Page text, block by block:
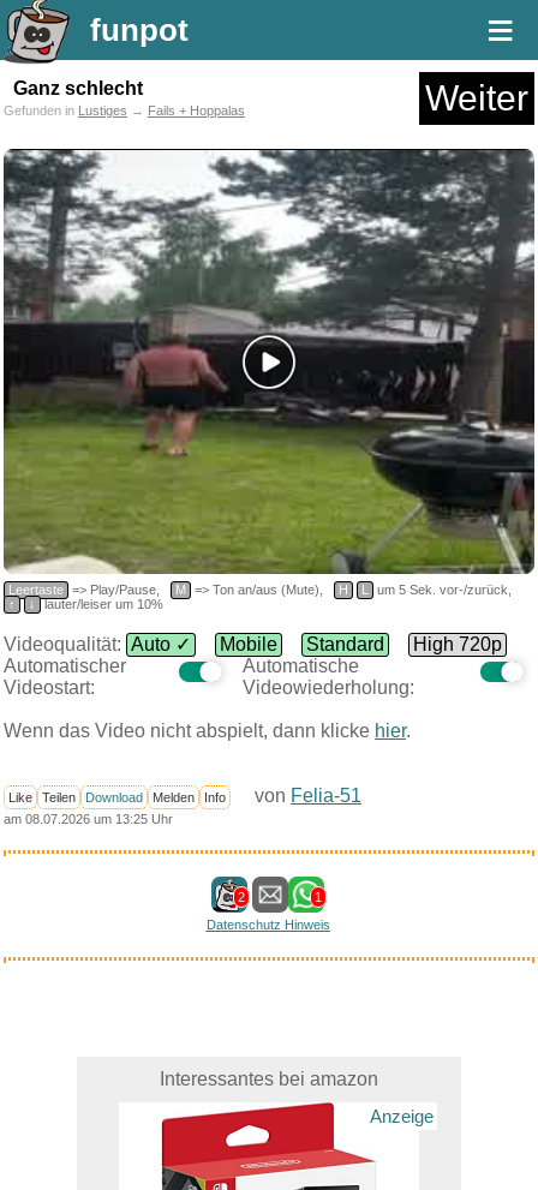
funpot ≡
Ganz schlecht Weiter
Gefunden in Lustiges → Fails + Hoppalas
Leertaste => Play/Pause, M => Ton an/aus (Mute), H L
um 5 Sek. vor-/zurück,
↑
↓ lauter/leiser um 10%
Videoqualität: Auto ✓ Mobile Standard
High 720p
Automatischer
Videostart:
Automatische
Videowiederholung:
Wenn das Video nicht abspielt, dann klicke hier.
Like Teilen Download Melden Info von Felia-51
am 08.07.2026 um 13:25 Uhr
2
1
Datenschutz Hinweis
Interessantes bei amazon
Anzeige